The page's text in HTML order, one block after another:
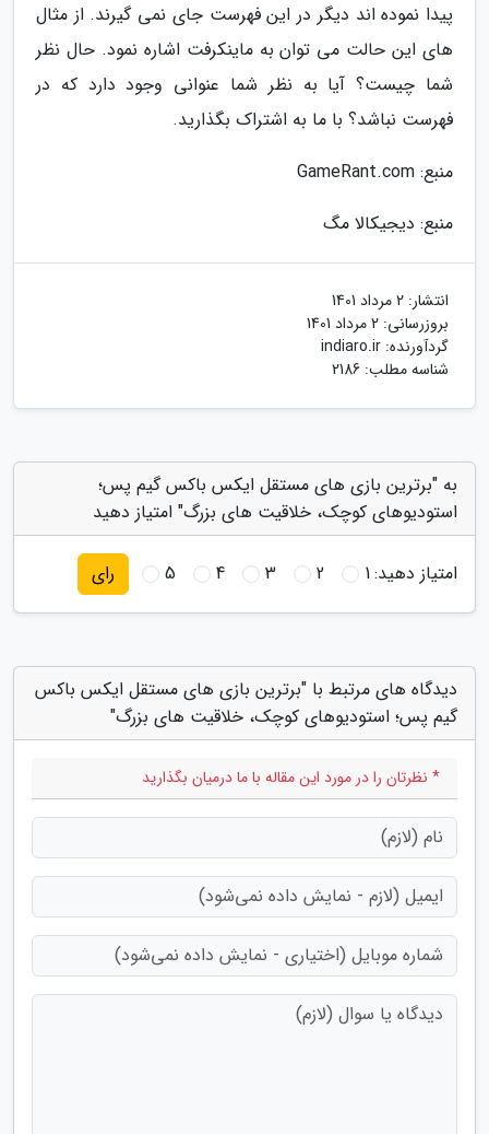
پیدا نموده اند دیگر در این فهرست جای نمی گیرند. از مثال
های این حالت می توان به ماینکرفت اشاره نمود. حال نظر
شما چیست؟ آیا به نظر شما عنوانی وجود دارد که در
فهرست نباشد؟ با ما به اشتراک بگذارید.
منبع: GameRant.com
منبع: دیجیکالا مگ
انتشار: 2 مرداد 1401
بروزرسانی: 2 مرداد 1401
گردآورنده: indiaro.ir
شناسه مطلب: 2186
به "برترین بازی های مستقل ایکس باکس گیم پس؛
استودیوهای کوچک، خلاقیت های بزرگ" امتیاز دهید
امتیاز دهید:1
2
3
4
5 رای
دیدگاه های مرتبط با "برترین بازی های مستقل ایکس باکس
گیم پس؛ استودیوهای کوچک، خلاقیت های بزرگ"
* نظرتان را در مورد این مقاله با ما درمیان بگذارید